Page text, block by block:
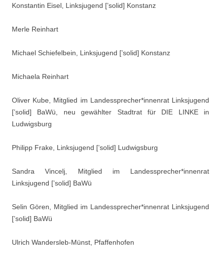
Konstantin Eisel, Linksjugend [’solid] Konstanz
Merle Reinhart
Michael Schiefelbein, Linksjugend [’solid] Konstanz
Michaela Reinhart
Oliver Kube, Mitglied im Landessprecher*innenrat Linksjugend
[’solid] BaWü, neu gewählter Stadtrat für DIE LINKE in
Ludwigsburg
Philipp Frake, Linksjugend [’solid] Ludwigsburg
Sandra Vincelj, Mitglied im Landessprecher*innenrat
Linksjugend [’solid] BaWü
Selin Gören, Mitglied im Landessprecher*innenrat Linksjugend
[’solid] BaWü
Ulrich Wandersleb-Münst, Pfaffenhofen